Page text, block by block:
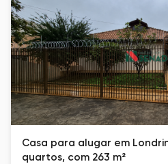
Casa para alugar em
quartos, com 263 m²